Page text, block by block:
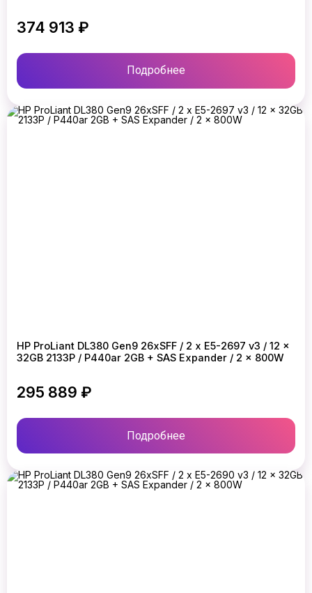
374 913 ₽
Подробнее
HP ProLiant DL380 Gen9 26xSFF / 2 x E5-2697 v3 / 12 x
32GB 2133P / P440ar 2GB + SAS Expander / 2 x 800W
295 889 ₽
Подробнее